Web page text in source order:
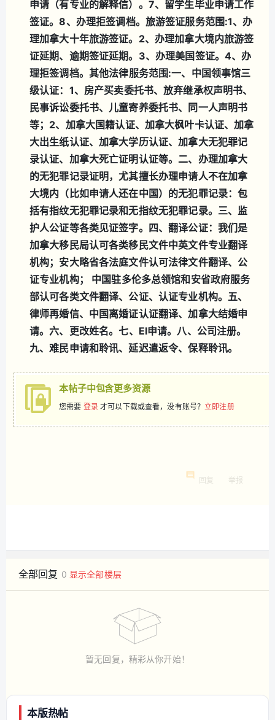
申请（有专业的解释信）。 7、留学生毕业申请工作
签证。8、办理拒签调档。 旅游签证服务范围:1、办
理加拿大十年旅游签证。 2、办理加拿大境内旅游签
证延期、逾期签证延期。 3、办理美国签证。4、办
理拒签调档。 其他法律服务范围:一、中国领事馆三
级认证： 1、房产买卖委托书、放弃继承权声明书、
民事诉讼委托书、儿童寄养委托书、同一人声明书
等； 2、加拿大国籍认证、加拿大枫叶卡认证、加拿
大出生纸认证、加拿大学历认证、加拿大无犯罪记
录认证、加拿大死亡证明认证等。 二、办理加拿大
的无犯罪记录证明，尤其擅长办理申请人不在加拿
大境内（比如申请人还在中国）的无犯罪记录：包
括有指纹无犯罪记录和无指纹无犯罪记录。 三、监
护人公证等各类见证签字。 四、翻译公证：我们是
加拿大移民局认可各类移民文件中英文件专业翻译
机构；安大略省各法庭文件认可法律文件翻译、公
证专业机构； 中国驻多伦多总领馆和安省政府服务
部认可各类文件翻译、公证、认证专业机构。 五、
律师再婚信、中国离婚证认证翻译、加拿大结婚申
请。 六、更改姓名。七、EI申请。 八、公司注册。
九、难民申请和聆讯、延迟遣返令、保释聆讯。
本帖子中包含更多资源
您需要 登录才可以下载或查看，没有账号？ 立即注册
回复 举报
全部回复 0 显示全部楼层
暂无回复，精彩从你开始！
本版热帖